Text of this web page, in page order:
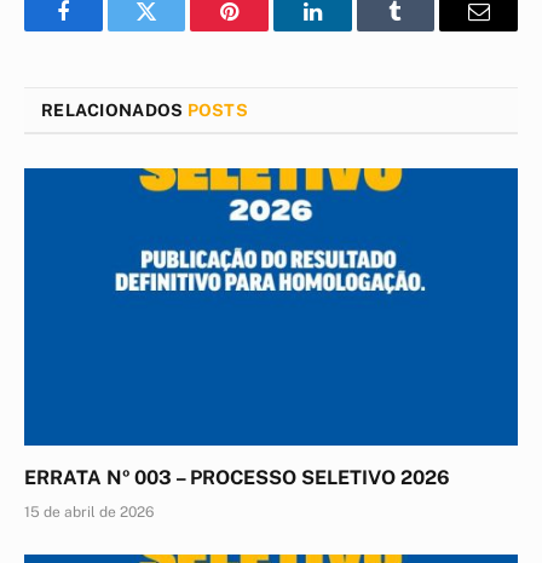
FacebookTwitter Pinterest LinkedInTumblr
E-
RELACIONADOS POSTS
ERRATA Nº 003 – PROCESSO SELETIVO 2026
15 de abril de 2026